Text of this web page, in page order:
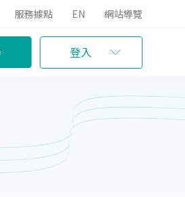
服務據點 EN 網站導覽
登入